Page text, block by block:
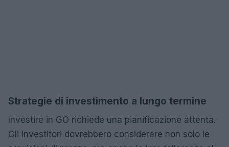
Strategie di investimento a lungo termine
Investire in GO richiede una pianificazione attenta.
Gli investitori dovrebbero considerare non solo le